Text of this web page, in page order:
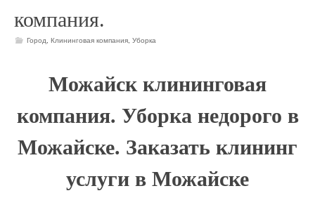
компания.
Город ,Клининговая компания ,Уборка
Можайск клининговая
компания. Уборка недорого в
Можайске. Заказать клининг
услуги в Можайске